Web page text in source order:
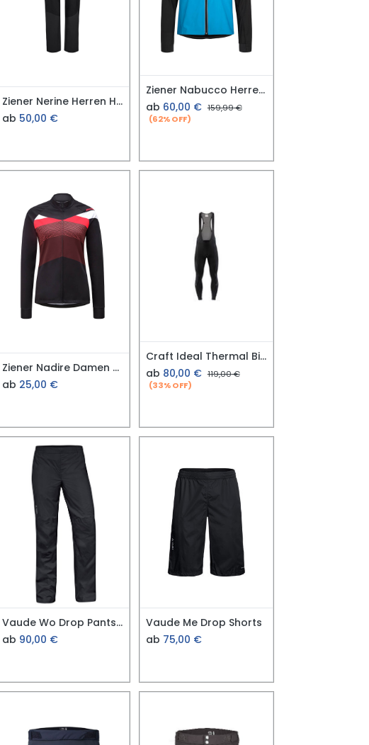
Ziener Nerine Herren Hose schwarz Gr. 52
ab 50,00 €
Ziener Nabucco Herren Softshell Jacke Gr. 48
ab 60,00 € 159,99€
(62% OFF)
Ziener Nadire Damen Trikot Gr. 38
ab 25,00 €
Craft Ideal Thermal Bib Tights M Gr.M
ab 80,00 € 119,00€
(33% OFF)
Vaude Wo Drop Pants II
ab 90,00 €
Vaude Me Drop Shorts
ab 75,00 €